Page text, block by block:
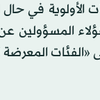
الأولوية في
المسؤولين
«الفئات